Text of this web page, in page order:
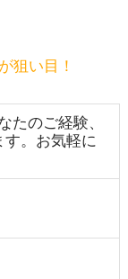
狙い目！
たのご経験、
す。お気軽に